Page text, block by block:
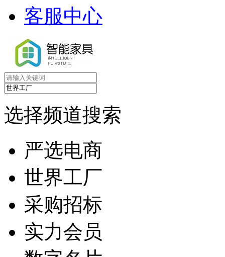
客服中心
选择频道搜索
严选电商
世界工厂
采购招标
实力会员